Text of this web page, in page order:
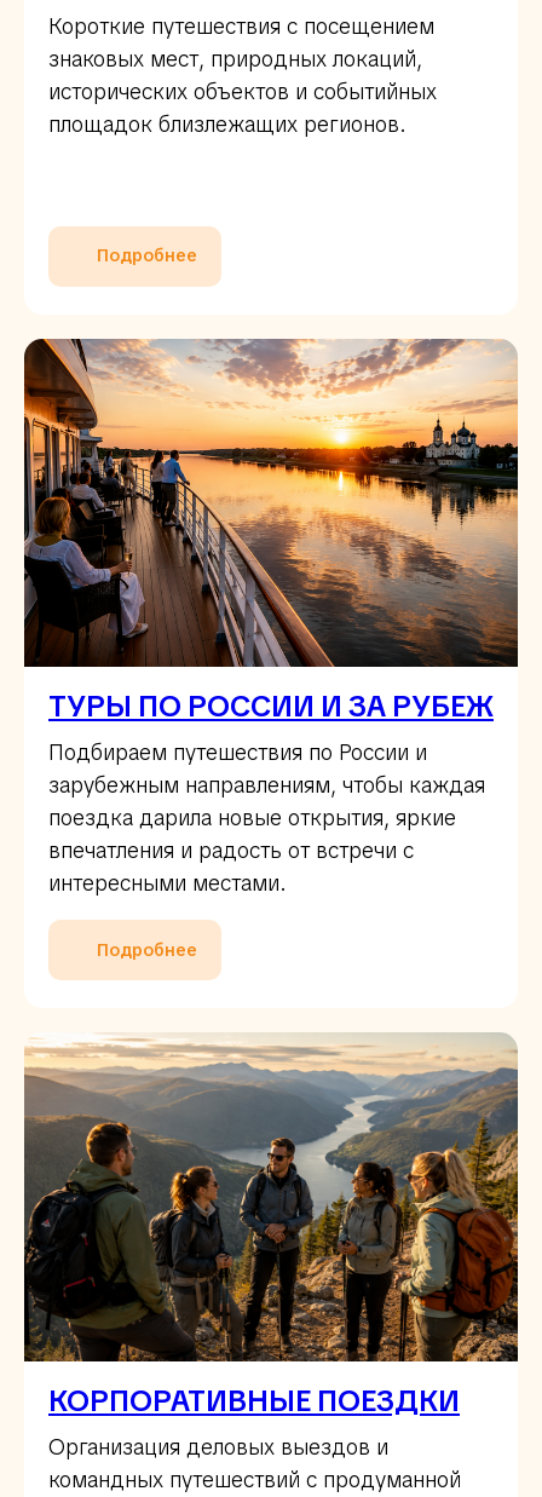
Короткие путешествия с посещением
знаковых мест, природных локаций,
исторических объектов и событийных
площадок близлежащих регионов.
Подробнее
ТУРЫ ПО РОССИИ И ЗА РУБЕЖ
Подбираем путешествия по России и
зарубежным направлениям, чтобы каждая
поездка дарила новые открытия, яркие
впечатления и радость от встречи с
интересными местами.
Подробнее
КОРПОРАТИВНЫЕ ПОЕЗДКИ
Организация деловых выездов и
командных путешествий с продуманной